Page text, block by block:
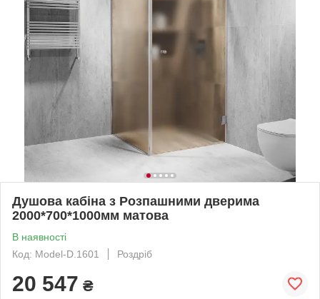
Душова кабіна з Розпашними дверима
2000*700*1000мм матова
В наявності
Код: Model-D.1601
Роздріб
20 547 ₴